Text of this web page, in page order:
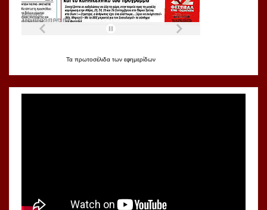
Τα πρωτοσέλιδα των εφημερίδων